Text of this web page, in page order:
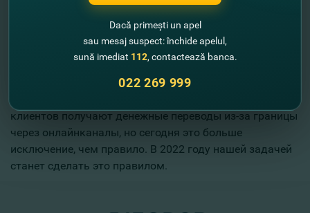
не только в направлении разработки и упрощения
продуктов, а также обучения клиентов их
использованию. Мы видим сегодня разный уровень
готовности для перехода в цифровое пространство.
клиентов получают денежные переводы из-за границы
через онлайнканалы, но сегодня это больше
исключение, чем правило. В 2022 году нашей задачей
станет сделать это правилом.
Dacă primești un apel
sau mesaj suspect: închide apelul,
sună imediat 112, contactează banca.
022 269 999